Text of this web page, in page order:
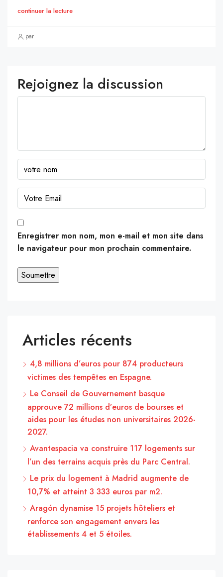
continuer la lecture
par
Rejoignez la discussion
Enregistrer mon nom, mon e-mail et mon site dans
le navigateur pour mon prochain commentaire.
Articles récents
4,8 millions d’euros pour 874 producteurs
victimes des tempêtes en Espagne.
Le Conseil de Gouvernement basque
approuve 72 millions d’euros de bourses et
aides pour les études non universitaires 2026-
2027.
Avantespacia va construire 117 logements sur
l’un des terrains acquis près du Parc Central.
Le prix du logement à Madrid augmente de
10,7% et atteint 3 333 euros par m2.
Aragón dynamise 15 projets hôteliers et
renforce son engagement envers les
établissements 4 et 5 étoiles.